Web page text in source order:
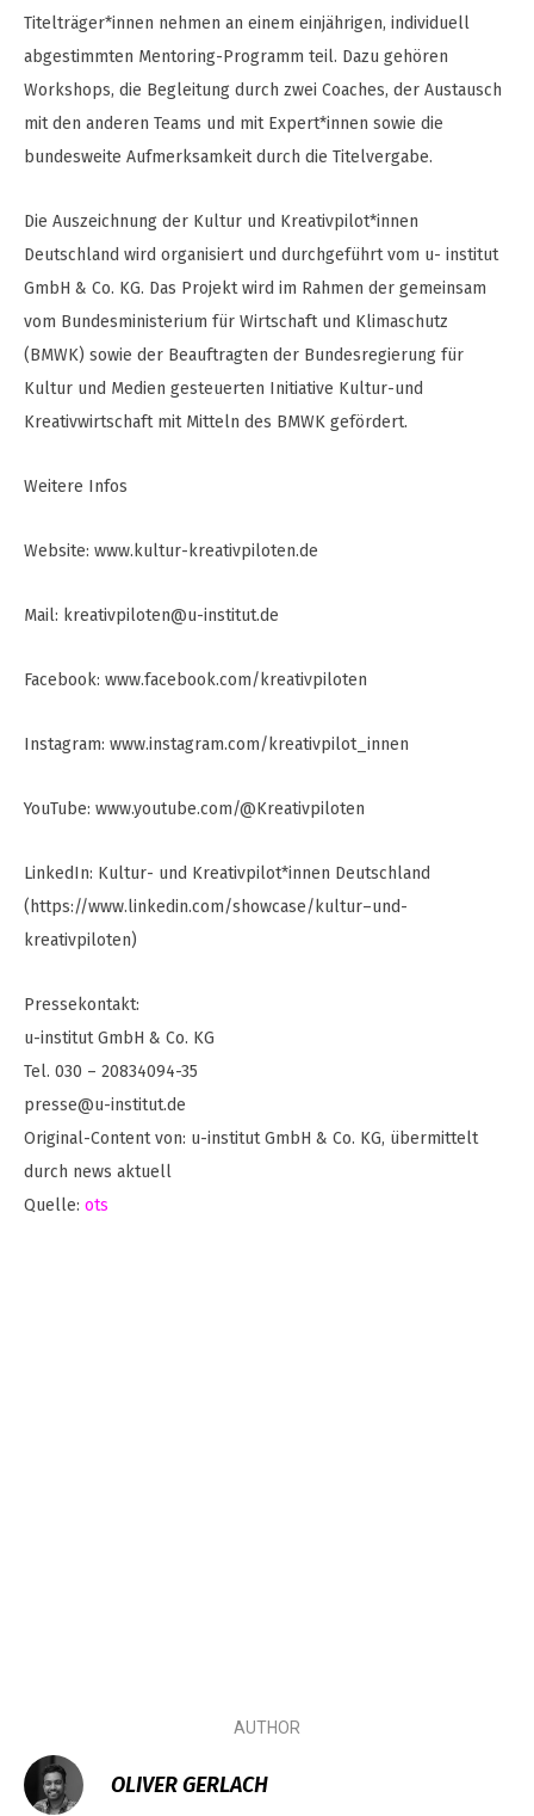
Titelträger*innen nehmen an einem einjährigen, individuell
abgestimmten Mentoring-Programm teil. Dazu gehören
Workshops, die Begleitung durch zwei Coaches, der Austausch
mit den anderen Teams und mit Expert*innen sowie die
bundesweite Aufmerksamkeit durch die Titelvergabe.
Die Auszeichnung der Kultur und Kreativpilot*innen
Deutschland wird organisiert und durchgeführt vom u- institut
GmbH & Co. KG. Das Projekt wird im Rahmen der gemeinsam
vom Bundesministerium für Wirtschaft und Klimaschutz
(BMWK) sowie der Beauftragten der Bundesregierung für
Kultur und Medien gesteuerten Initiative Kultur-und
Kreativwirtschaft mit Mitteln des BMWK gefördert.
Weitere Infos
Website: www.kultur-kreativpiloten.de
Mail: kreativpiloten@u-institut.de
Facebook: www.facebook.com/kreativpiloten
Instagram: www.instagram.com/kreativpilot_innen
YouTube: www.youtube.com/@Kreativpiloten
LinkedIn: Kultur- und Kreativpilot*innen Deutschland
(https://www.linkedin.com/showcase/kultur–und-
kreativpiloten)
Pressekontakt:
u-institut GmbH & Co. KG
Tel. 030 – 20834094-35
presse@u-institut.de
Original-Content von: u-institut GmbH & Co. KG, übermittelt
durch news aktuell
Quelle: ots
AUTHOR
OLIVER GERLACH